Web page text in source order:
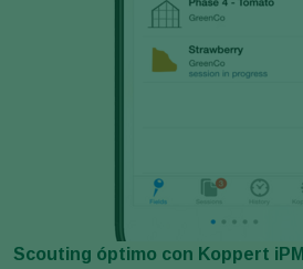
Scouting óptimo con Koppert iPM